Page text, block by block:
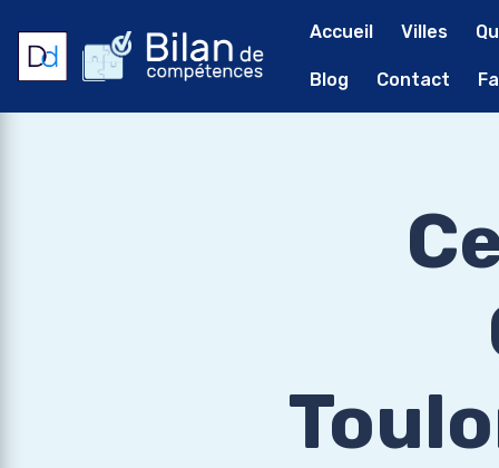
Accueil Villes
Blog Contact